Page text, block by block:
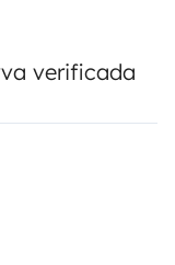
verificada